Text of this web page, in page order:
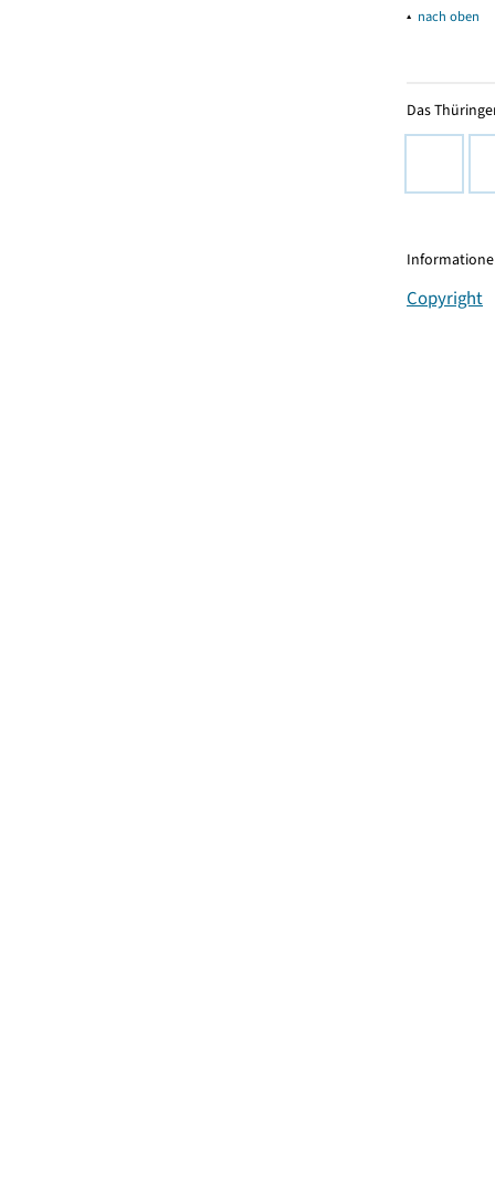
▴ nach oben
Das
Copyright